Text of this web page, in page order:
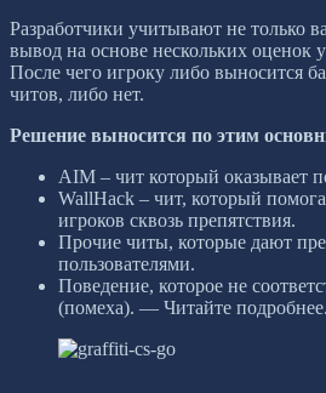
Разработчики учитывают не только
вывод на основе нескольких оценок
После чего игроку либо выносится
читов, либо нет.
Решение выносится по этим
AIM – чит который оказывает
WallHack – чит, который
игроков сквозь препятствия.
Прочие читы, которые дают
пользователями.
Поведение, которое не
(помеха). — Читайте подробнее.